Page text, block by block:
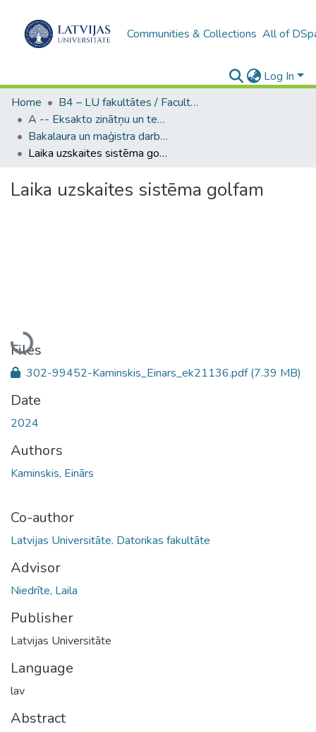
Communities & Collections All of
Log In
Home
B4 – LU fakultātes / Faculties of the UL
A -- Eksakto zinātņu un tehnoloģiju fakultāte / Faculty of Science and Technology
Bakalaura un maģistra darbi (EZTF) / Bachelor's and Master's theses
Laika uzskaites sistēma golfam
Laika uzskaites sistēma golfam
Loading...
Files
302-99452-Kaminskis_Einars_ek21136.pdf(7.39 MB)
Date
2024
Authors
Kaminskis, Einārs
Co-author
Latvijas Universitāte. Datorikas fakultāte
Advisor
Niedrīte, Laila
Publisher
Latvijas Universitāte
Language
lav
Abstract